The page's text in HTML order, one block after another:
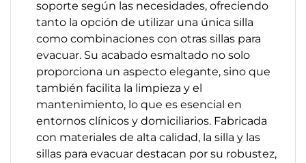
soporte según las necesidades, ofreciendo
tanto la opción de utilizar una única silla
como combinaciones con otras sillas para
evacuar. Su acabado esmaltado no solo
proporciona un aspecto elegante, sino que
también facilita la limpieza y el
mantenimiento, lo que es esencial en
entornos clínicos y domiciliarios. Fabricada
con materiales de alta calidad, la silla y las
sillas para evacuar destacan por su robustez,